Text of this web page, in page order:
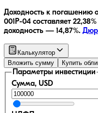
Доходность к погашению
001Р-04 составляет 22,38
доходность — 14,87%.
Калькулятор
Вложить сумму
Купить
Параметры инвестиции
Сумма, USD